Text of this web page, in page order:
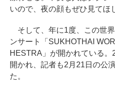
いので、夜の顔もぜひ見てほ
そして、年に1度、この世
ンサート「SUKHOTHAI
HESTRA」が開かれている
開かれ、記者も2月21日の公
た。